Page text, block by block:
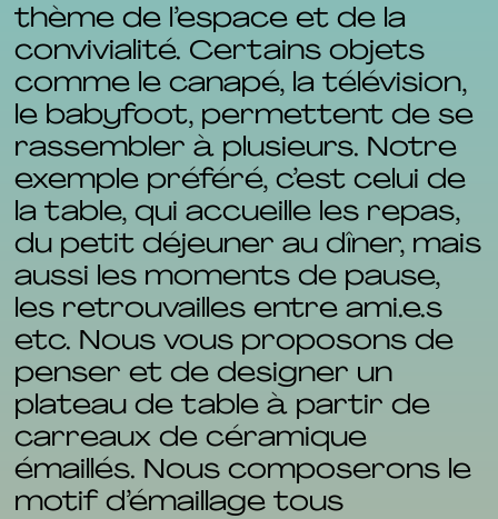
thème de l’espace et de la
convivialité. Certains objets
comme le canapé, la télévision,
le babyfoot, permettent de se
rassembler à plusieurs. Notre
exemple préféré, c’est celui de
la table, qui accueille les repas,
du petit déjeuner au dîner, mais
aussi les moments de pause,
les retrouvailles entre ami.e.s
etc. Nous vous proposons de
penser et de designer un
plateau de table à partir de
carreaux de céramique
émaillés. Nous composerons le
motif d’émaillage tous